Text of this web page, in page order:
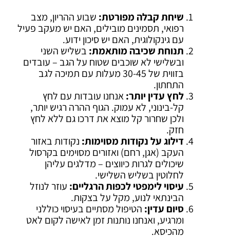
שיחת קבלה מפורטת: שבוע ההריון, מצב
רפואי, תסמינים מובילים, האם יש מעקב פעיל
עם גינקולוגית, האם יש סיכון ידוע.
תנוחת שכיבה מותאמת: בשליש השני
ובשלישי לא שוכבים שטוח על הגב – עובדים
בזווית של 30-45 מעלות עם תמיכה לגב
התחתון.
לחץ עדין יותר:אנחנו עובדות עם לחץ
קל-בינוני, לא עמוק. הגוף ההרה רגיש יותר,
ולכן שחרור קל מוצא את דרכו גם ללא לחץ
חזק.
דילוג על נקודות מסוימות: נקודות באזור
העקב (אגן, רחם) ואזורים מסוימים בקרסול
שיכולים לגרות כיווצים – מדלגים עליהן
לחלוטין בשליש השלישי.
עיסוי לימפטי לכפות הרגליים: עוזר לנוזל
הבינתאי לנוע, מקל על בצקות.
סיום עדין: הטיפול מסתיים בעיסוי כוללני
ומרגיע, ואנחנו נותנות זמן לאישה לקום לאט
מהכיסא.